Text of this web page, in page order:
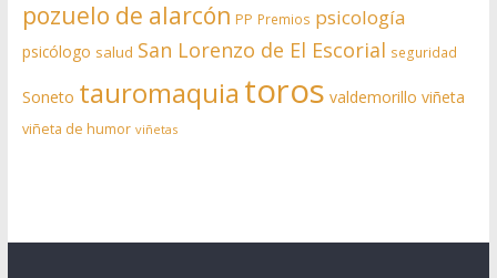
pozuelo de alarcón PP Premios psicología
psicólogo salud San Lorenzo de El Escorial seguridad
Soneto tauromaquia toros valdemorillo viñeta
viñeta de humor viñetas